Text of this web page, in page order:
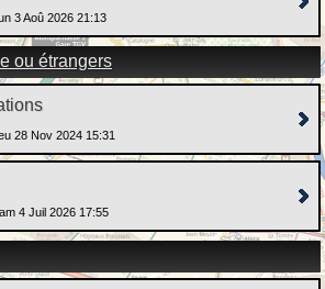
3 Aoû 2026 21:13
ou étrangers
28 Nov 2024 15:31
4 Juil 2026 17:55